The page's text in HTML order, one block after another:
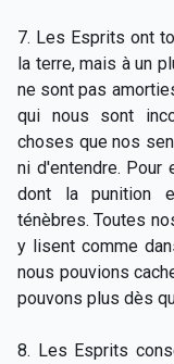
7. Les Esprits ont
la terre, mais à un
ne sont pas
qui nous sont
choses que nos
ni d'entendre. Pour
dont la punition
ténèbres. Toutes
y lisent comme
nous pouvions
pouvons plus dès
8. Les Esprits